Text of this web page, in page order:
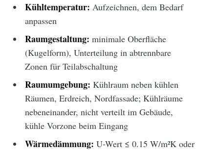
Kühltemperatur: Aufzeichnen, dem Bedarf
anpassen
Raumgestaltung: minimale Oberfläche
(Kugelform), Unterteilung in abtrennbare
Zonen für Teilabschaltung
Raumumgebung: Kühlraum neben kühlen
Räumen, Erdreich, Nordfassade; Kühlräume
nebeneinander, nicht verteilt im Gebäude,
kühle Vorzone beim Eingang
Wärmedämmung:U-Wert ≤ 0.15 W/m²K oder